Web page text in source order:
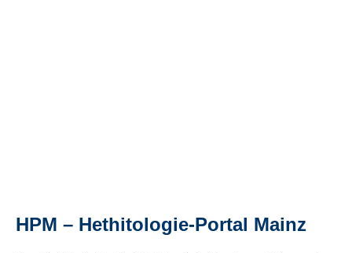
HPM – Hethitologie-Portal Mainz